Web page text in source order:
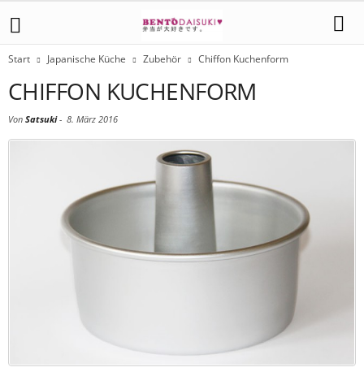
Start Japanische Küche Zubehör Chiffon Kuchenform
CHIFFON KUCHENFORM
Von Satsuki- 8. März 2016